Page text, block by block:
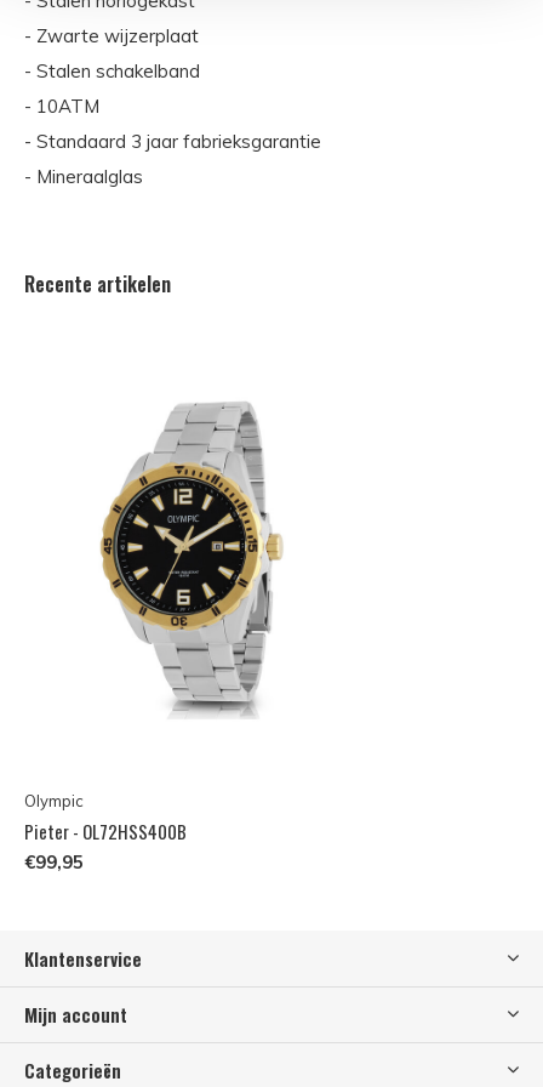
- Zwarte wijzerplaat
- Stalen schakelband
- 10ATM
- Standaard 3 jaar fabrieksgarantie
- Mineraalglas
Recente artikelen
Olympic
Pieter - OL72HSS400B
€99,95
Klantenservice
Mijn account
Categorieën